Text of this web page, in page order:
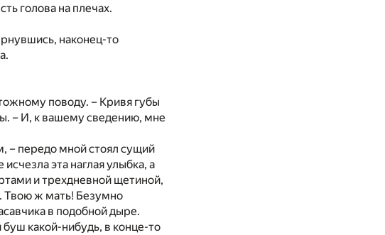
голова на плечах.
наконец-то
поводу. – Кривя губы
– И, к вашему сведению, мне
– передо мной стоял сущий
эта наглая улыбка, а
и трехдневной щетиной,
Твою ж мать! Безумно
в подобной дыре.
какой-нибудь, в конце-то